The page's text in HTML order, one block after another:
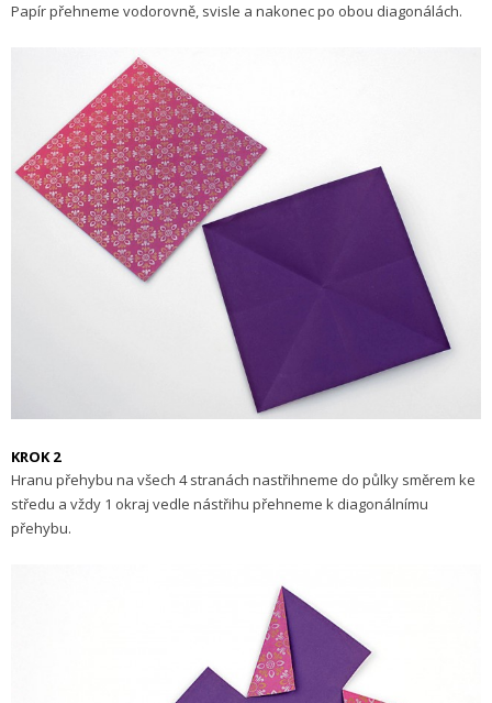
Papír přehneme vodorovně, svisle a nakonec po obou diagonálách.
KROK 2
Hranu přehybu na všech 4 stranách nastřihneme do půlky směrem ke
středu a vždy 1 okraj vedle nástřihu přehneme k diagonálnímu
přehybu.